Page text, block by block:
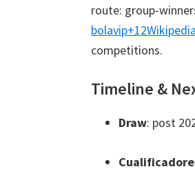
route: group-
bolavip+12Wikipedia
competitions.
Timeline &
Draw: post